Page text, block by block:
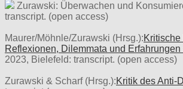
Zurawski: Überwachen und
transcript. (open access)
Maurer/Möhnle/Zurawski (Hrsg.):
Reflexionen, Dilemmata und Erfahrungen
2023, Bielefeld: transcript. (open access)
Zurawski & Scharf (Hrsg.):Kritik des Anti-